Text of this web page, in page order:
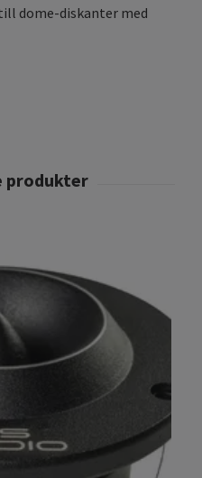
dome-diskanter med